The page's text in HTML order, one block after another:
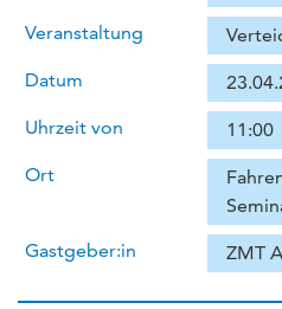
Veranstaltung
Datum
Uhrzeit von
11:00
Ort
Gastgeber:in
ZMT